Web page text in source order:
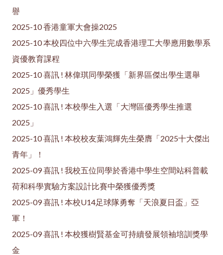
譽
2025-10 香港童軍大會操2025
2025-10 本校四位中六學生完成香港理工大學應用數學系
資優教育課程
2025-10 喜訊 ! 林偉琪同學榮獲「新界區傑出學生選舉
2025」優秀學生
2025-10 喜訊 ! 本校學生入選「大灣區優秀學生推選
2025」
2025-10 喜訊 ! 本校校友葉鴻輝先生榮膺「2025十大傑出
青年」！
2025-09 喜訊 ! 我校五位同學於香港中學生空間站科普載
荷和科學實驗方案設計比賽中榮獲優秀獎
2025-09 喜訊 ! 本校U14足球隊勇奪「天浪夏日盃」亞
軍！
2025-09 喜訊 ! 本校獲樹賢基金可持續發展領袖培訓獎學
金